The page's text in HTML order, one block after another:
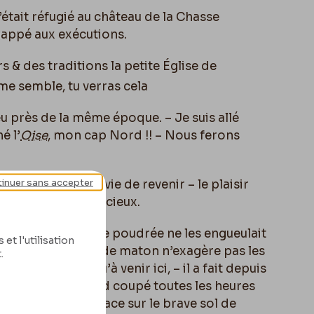
réfugié au château de la Chasse
aux exécutions.
& des traditions la petite Église de
semble, tu verras cela
près de la même époque. – Je suis allé
l’Oise, mon cap Nord !! – Nous ferons
ici – je t’envie de revenir – le plaisir
ville, c’est délicieux.
si la vigne poudrée ne les engueulait
tempérament de maton n’exagère pas les
, n’avaient qu’à venir ici, – il a fait depuis
du soleil très chaud coupé toutes les heures
on ne voit pas trace sur le brave sol de
et l'utilisation
sans accepter